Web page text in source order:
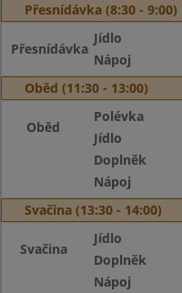
Přesnídávka (8:30 - 9:00)
Přesnídávka
Jídlo
Nápoj
Oběd (11:30 - 13:00)
Oběd
Polévka
Jídlo
Doplněk
Nápoj
Svačina (13:30 - 14:00)
Svačina
Jídlo
Doplněk
Nápoj